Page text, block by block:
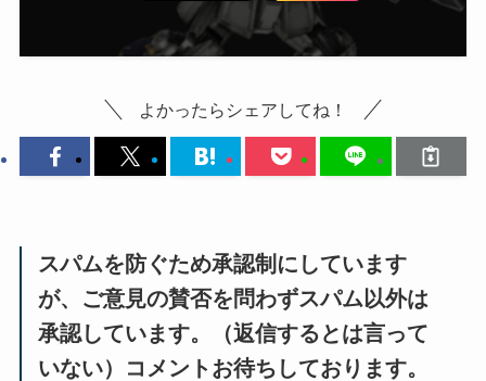
よかったらシェアしてね！
スパムを防ぐため承認制にしています
が、ご意見の賛否を問わずスパム以外は
承認しています。（返信するとは言って
いない）コメントお待ちしております。